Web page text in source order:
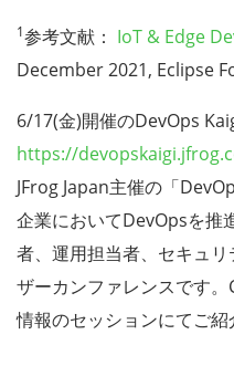
1参考文献： IoT & Edge
December 2021, Eclipse
6/17(金)開催のDevOps
https://
JFrog Japan主催の「
企業においてDevOpsを推
者、運用担当者、セキュ
ザーカンファレンスです
情報のセッションにてご紹